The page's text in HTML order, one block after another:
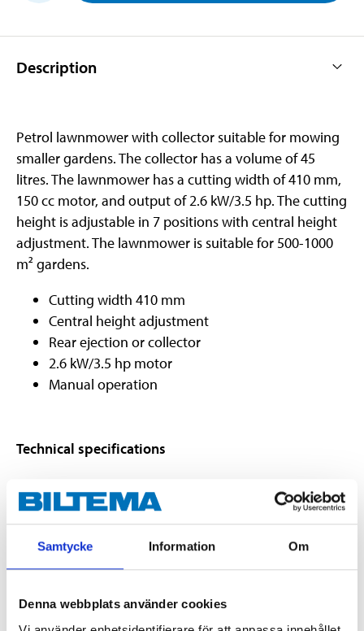
Samtycke Information Om
Denna webbplats använder cookies
Description
Petrol lawnmower with collector suitable for mowing
smaller gardens. The collector has a volume of 45
litres. The lawnmower has a cutting width of 410 mm,
150 cc motor, and output of 2.6 kW/3.5 hp. The cutting
height is adjustable in 7 positions with central height
adjustment. The lawnmower is suitable for 500-1000
m² gardens.
Cutting width 410 mm
Central height adjustment
Rear ejection or collector
2.6 kW/3.5 hp motor
Manual operation
Technical specifications
Power
Cylinders
1 (4-stroke)
Cylinder capacity
150 cm³
Fuel 4-stroke alkylate petrol /